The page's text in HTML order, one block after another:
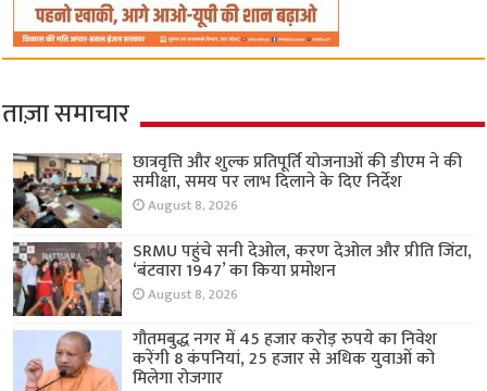
ताज़ा समाचार
छात्रवृत्ति और शुल्क प्रतिपूर्ति योजनाओं की डीएम ने की
समीक्षा, समय पर लाभ दिलाने के दिए निर्देश
August 8, 2026
SRMU पहुंचे सनी देओल, करण देओल और प्रीति जिंटा,
‘बंटवारा 1947’ का किया प्रमोशन
August 8, 2026
गौतमबुद्ध नगर में 45 हजार करोड़ रुपये का निवेश
करेंगी 8 कंपनियां, 25 हजार से अधिक युवाओं को
मिलेगा रोजगार